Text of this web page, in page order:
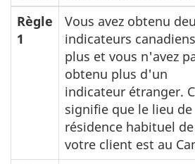
Règle
1
Vous avez obtenu
indicateurs
plus et vous n'avez
obtenu plus d'un
indicateur étranger.
signifie que le lieu de
résidence habituel de
votre client est au